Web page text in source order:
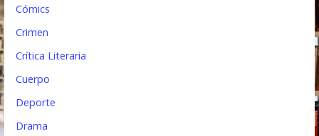
Cómics
Crimen
Crítica Literaria
Cuerpo
Deporte
Drama